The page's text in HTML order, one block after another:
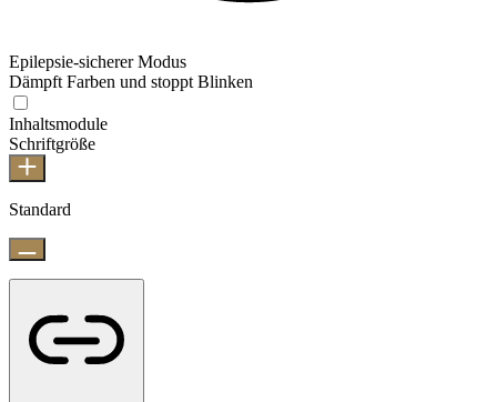
Epilepsie-sicherer Modus
Dämpft Farben und stoppt Blinken
Inhaltsmodule
Schriftgröße
Standard